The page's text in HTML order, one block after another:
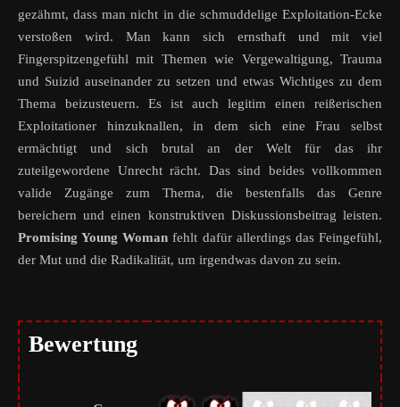
gezähmt, dass man nicht in die schmuddelige Exploitation-Ecke
verstoßen wird. Man kann sich ernsthaft und mit viel
Fingerspitzengefühl mit Themen wie Vergewaltigung, Trauma
und Suizid auseinander zu setzen und etwas Wichtiges zu dem
Thema beizusteuern. Es ist auch legitim einen reißerischen
Exploitationer hinzuknallen, in dem sich eine Frau selbst
ermächtigt und sich brutal an der Welt für das ihr
zuteilgewordene Unrecht rächt. Das sind beides vollkommen
valide Zugänge zum Thema, die bestenfalls das Genre
bereichern und einen konstruktiven Diskussionsbeitrag leisten.
Promising Young Woman fehlt dafür allerdings das Feingefühl,
der Mut und die Radikalität, um irgendwas davon zu sein.
Bewertung